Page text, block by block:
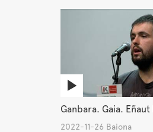
Ganbara. Gaia.
2022-11-26 Baiona